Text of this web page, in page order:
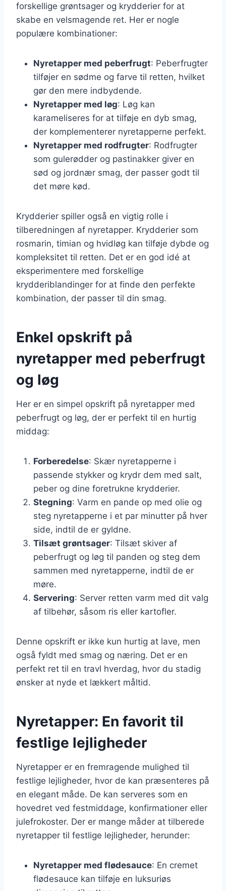
forskellige grøntsager og krydderier for at
skabe en velsmagende ret. Her er nogle
populære kombinationer:
Nyretapper med peberfrugt: Peberfrugter
tilføjer en sødme og farve til retten, hvilket
gør den mere indbydende.
Nyretapper med løg: Løg kan
karameliseres for at tilføje en dyb smag,
der komplementerer nyretapperne perfekt.
Nyretapper med rodfrugter: Rodfrugter
som gulerødder og pastinakker giver en
sød og jordnær smag, der passer godt til
det møre kød.
Krydderier spiller også en vigtig rolle i
tilberedningen af nyretapper. Krydderier som
rosmarin, timian og hvidløg kan tilføje dybde og
kompleksitet til retten. Det er en god idé at
eksperimentere med forskellige
krydderiblandinger for at finde den perfekte
kombination, der passer til din smag.
Enkel opskrift på
nyretapper med peberfrugt
og løg
Her er en simpel opskrift på nyretapper med
peberfrugt og løg, der er perfekt til en hurtig
middag:
Forberedelse: Skær nyretapperne i
passende stykker og krydr dem med salt,
peber og dine foretrukne krydderier.
Stegning: Varm en pande op med olie og
steg nyretapperne i et par minutter på hver
side, indtil de er gyldne.
Tilsæt grøntsager: Tilsæt skiver af
peberfrugt og løg til panden og steg dem
sammen med nyretapperne, indtil de er
møre.
Servering: Server retten varm med dit valg
af tilbehør, såsom ris eller kartofler.
Denne opskrift er ikke kun hurtig at lave, men
også fyldt med smag og næring. Det er en
perfekt ret til en travl hverdag, hvor du stadig
ønsker at nyde et lækkert måltid.
Nyretapper: En favorit til
festlige lejligheder
Nyretapper er en fremragende mulighed til
festlige lejligheder, hvor de kan præsenteres på
en elegant måde. De kan serveres som en
hovedret ved festmiddage, konfirmationer eller
julefrokoster. Der er mange måder at tilberede
nyretapper til festlige lejligheder, herunder:
Nyretapper med flødesauce: En cremet
flødesauce kan tilføje en luksuriøs